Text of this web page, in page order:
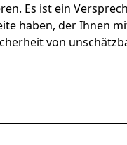
Es ist ein
haben, der Ihnen
von